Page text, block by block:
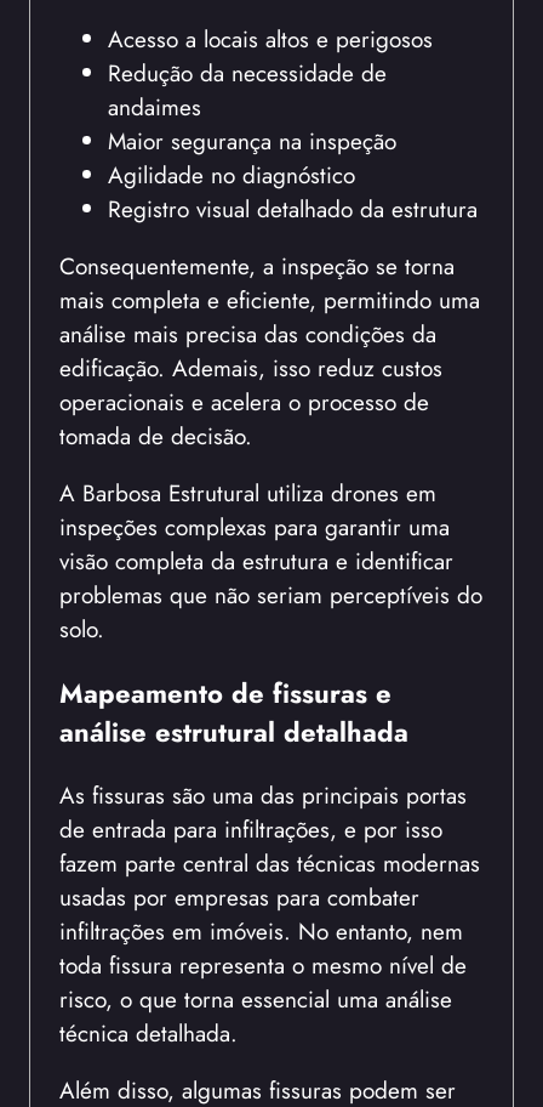
Acesso a locais altos e perigosos
Redução da necessidade de
andaimes
Maior segurança na inspeção
Agilidade no diagnóstico
Registro visual detalhado da estrutura
Consequentemente, a inspeção se torna
mais completa e eficiente, permitindo uma
análise mais precisa das condições da
edificação. Ademais, isso reduz custos
operacionais e acelera o processo de
tomada de decisão.
A Barbosa Estrutural utiliza drones em
inspeções complexas para garantir uma
visão completa da estrutura e identificar
problemas que não seriam perceptíveis do
solo.
Mapeamento de fissuras e
análise estrutural detalhada
As fissuras são uma das principais portas
de entrada para infiltrações, e por isso
fazem parte central das técnicas modernas
usadas por empresas para combater
infiltrações em imóveis. No entanto, nem
toda fissura representa o mesmo nível de
risco, o que torna essencial uma análise
técnica detalhada.
Além disso, algumas fissuras podem ser